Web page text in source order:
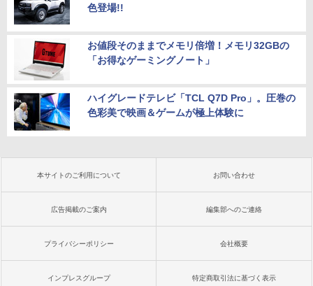
色登場!!
お値段そのままでメモリ倍増！メモリ32GBの
「お得なゲーミングノート」
ハイグレードテレビ「TCL Q7D Pro」。圧巻の
色彩美で映画＆ゲームが極上体験に
本サイトのご利用について お問い合わせ
広告掲載のご案内 編集部へのご連絡
プライバシーポリシー 会社概要
インプレスグループ 特定商取引法に基づく表示